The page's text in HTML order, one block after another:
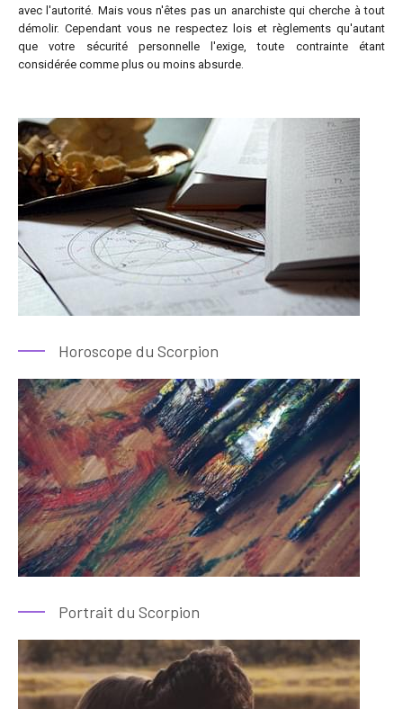
avec l'autorité. Mais vous n'êtes pas un anarchiste qui cherche à tout
démolir. Cependant vous ne respectez lois et règlements qu'autant
que votre sécurité personnelle l'exige, toute contrainte étant
considérée comme plus ou moins absurde.
Horoscope du Scorpion
Portrait du Scorpion